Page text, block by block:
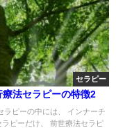
セラピー
療法セラピーの特徴2
ラピーの中には、 インナーチ
ラピーだけ、 前世療法セラピ